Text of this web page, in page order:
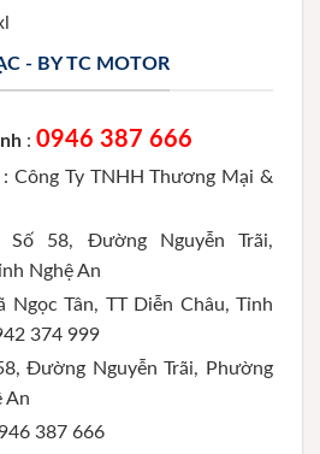
- BY TC MOTOR
: 0946 387 666
: Công Ty TNHH Thương Mại &
Số 58, Đường Nguyễn Trãi,
Nghệ An
Ngọc Tân, TT Diễn Châu, Tỉnh
374 999
Đường Nguyễn Trãi, Phường
An
387 666